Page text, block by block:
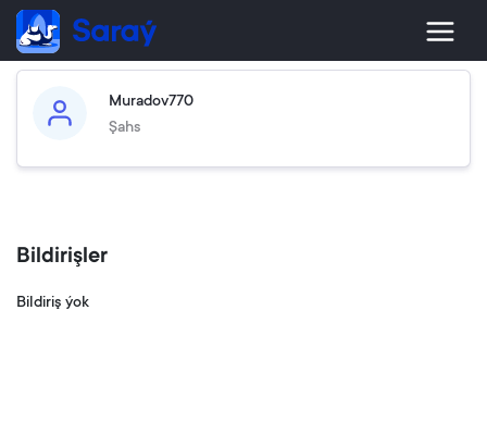
Muradov770
Şahs
Bildirişler
Bildiriş ýok